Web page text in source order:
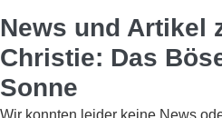
News und Artikel
Christie: Das
Sonne
Wir konnten leider keine News